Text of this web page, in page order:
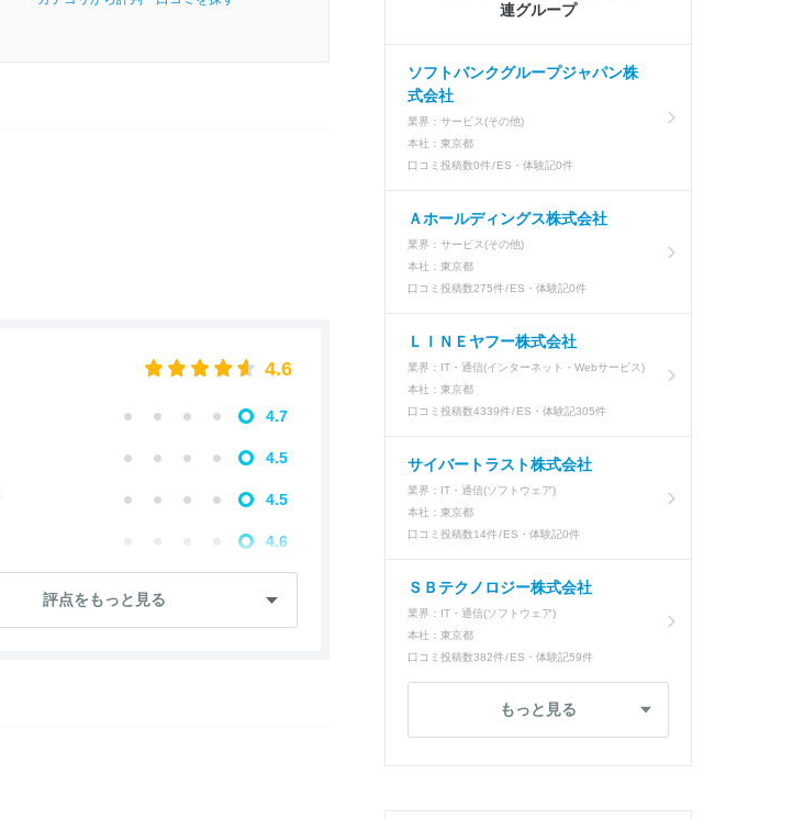
評点をもっと見る
4.6
4.7
4.5
4.5
4.6
4.4
連グループ
ソフトバンクグループジャパン株
式会社
業界： サービス(その他)
本社： 東京都
口コミ投稿数0件 ES・体験記0件
Ａホールディングス株式会社
業界： サービス(その他)
本社： 東京都
口コミ投稿数275件 ES・体験記0件
ＬＩＮＥヤフー株式会社
業界： IT・通信(インターネット・Webサービス)
本社： 東京都
口コミ投稿数4339件 ES・体験記305件
サイバートラスト株式会社
業界： IT・通信(ソフトウェア)
本社： 東京都
口コミ投稿数14件 ES・体験記0件
ＳＢテクノロジー株式会社
業界： IT・通信(ソフトウェア)
本社： 東京都
口コミ投稿数382件 ES・体験記59件
もっと見る